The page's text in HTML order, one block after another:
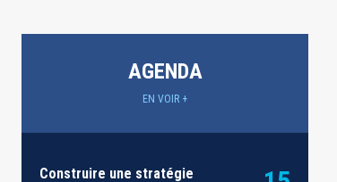
AGENDA
EN VOIR +
Construire une stratégie